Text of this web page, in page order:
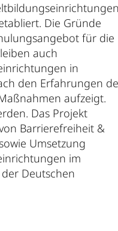
Die Gründe
für die
auch
in
den Erfahrungen
aufzeigt.
Das Projekt
Barrierefreiheit &
Umsetzung
im
Deutschen